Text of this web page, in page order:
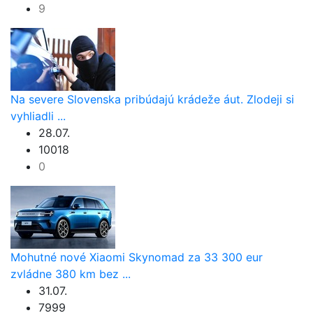
9
Na severe Slovenska pribúdajú krádeže áut. Zlodeji si
vyhliadli ...
28.07.
10018
0
Mohutné nové Xiaomi Skynomad za 33 300 eur
zvládne 380 km bez ...
31.07.
7999